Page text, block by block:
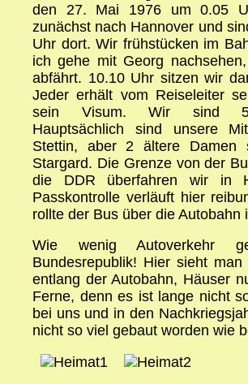
den 27. Mai 1976 um 0.05
zunächst nach Hannover und
Uhr dort. Wir frühstücken im
ich gehe mit Georg
abfährt. 10.10 Uhr sitzen wir
Jeder erhält vom Reiseleiter
sein Visum. Wir sind
Hauptsächlich sind unsere
Stettin, aber 2 ältere Damen
Stargard. Die Grenze von der
die DDR überfahren wir in
Passkontrolle verläuft hier
rollte der Bus über die Autobahn
Wie wenig Autoverkehr
Bundesrepublik! Hier sieht
entlang der Autobahn, Häuser
Ferne, denn es ist lange nicht
bei uns und in den
nicht so viel gebaut worden wie